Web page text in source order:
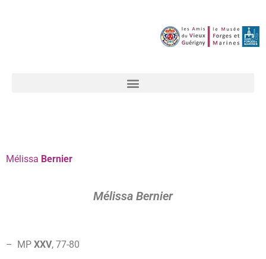
Mélissa Bernier
Mélissa Bernier
– MP XXV, 77-80